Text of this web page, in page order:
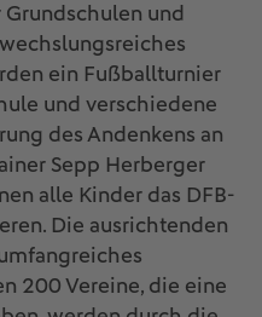
und
ein Fußballturnier
und verschiedene
des Andenkens an
Sepp Herberger
alle Kinder das DFB-
Die ausrichtenden
200 Vereine, die eine